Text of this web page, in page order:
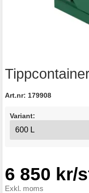
Art.nr: 179908
Variant:
6 850 kr/
Exkl. moms